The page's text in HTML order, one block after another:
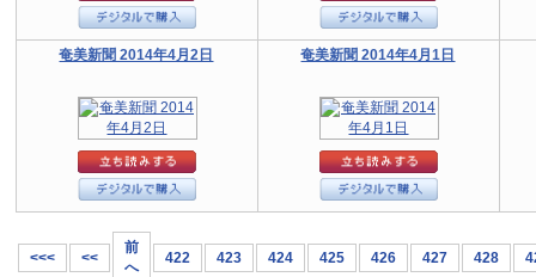
奄美新聞 2014年4月2日 奄美新聞 2014年4月1日
<<< <<
前
へ
422 423 424 425 426 427 428